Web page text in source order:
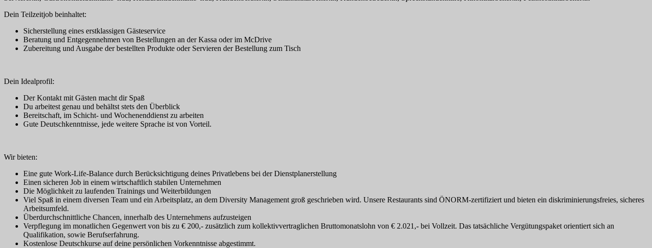
Dein Teilzeitjob beinhaltet:
Sicherstellung eines erstklassigen Gästeservice
Beratung und Entgegennehmen von Bestellungen an der Kassa oder im McDrive
Zubereitung und Ausgabe der bestellten Produkte oder Servieren der Bestellung zum Tisch
Dein Idealprofil:
Der Kontakt mit Gästen macht dir Spaß
Du arbeitest genau und behältst stets den Überblick
Bereitschaft, im Schicht- und Wochenenddienst zu arbeiten
Gute Deutschkenntnisse, jede weitere Sprache ist von Vorteil.
Wir bieten:
Eine gute Work-Life-Balance durch Berücksichtigung deines Privatlebens bei der Dienstplanerstellung
Einen sicheren Job in einem wirtschaftlich stabilen Unternehmen
Die Möglichkeit zu laufenden Trainings und Weiterbildungen
Viel Spaß in einem diversen Team und ein Arbeitsplatz, an dem Diversity Management groß geschrieben wird. Unsere Restaurants sind ÖNORM-zertifiziert und bieten ein diskriminierungsfreies, sicheres
Arbeitsumfeld.
Überdurchschnittliche Chancen, innerhalb des Unternehmens aufzusteigen
Verpflegung im monatlichen Gegenwert von bis zu € 200,- zusätzlich zum kollektivvertraglichen Bruttomonatslohn von € 2.021,- bei Vollzeit. Das tatsächliche Vergütungspaket orientiert sich an
Qualifikation, sowie Berufserfahrung.
Kostenlose Deutschkurse auf deine persönlichen Vorkenntnisse abgestimmt.